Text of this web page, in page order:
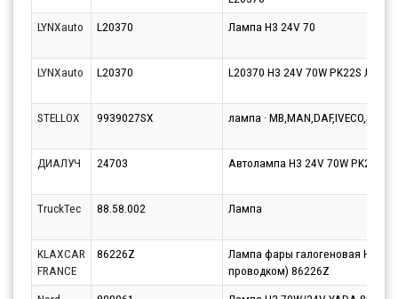
LYNXauto
L20370 Лампа H3 24V 70
LYNXauto L20370 L20370 H3 24V 70W PK22S
STELLOX 9939027SX лампа ·
ДИАЛУЧ 24703 Автолампа H3 24V 70W PK22s
TruckTec 88.58.002 Лампа
KLAXCAR
FRANCE
86226Z
Лампа фары галогеновая H3
проводком) 86226Z